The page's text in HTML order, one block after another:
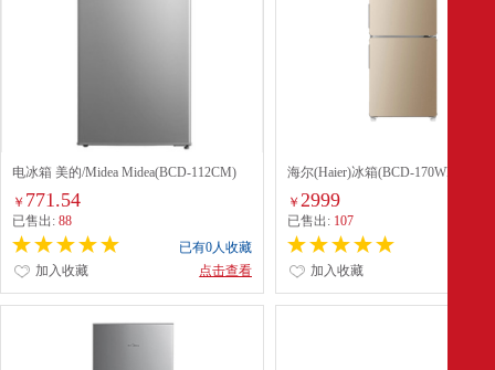
电冰箱 美的/Midea Midea(BCD-112CM)
￥ 771.54
已售出: 88
已有0人收藏
点击查看
加入收藏
海尔(Haier)冰箱(BCD-170WDPT）
￥2999
已售出: 107
加入收藏